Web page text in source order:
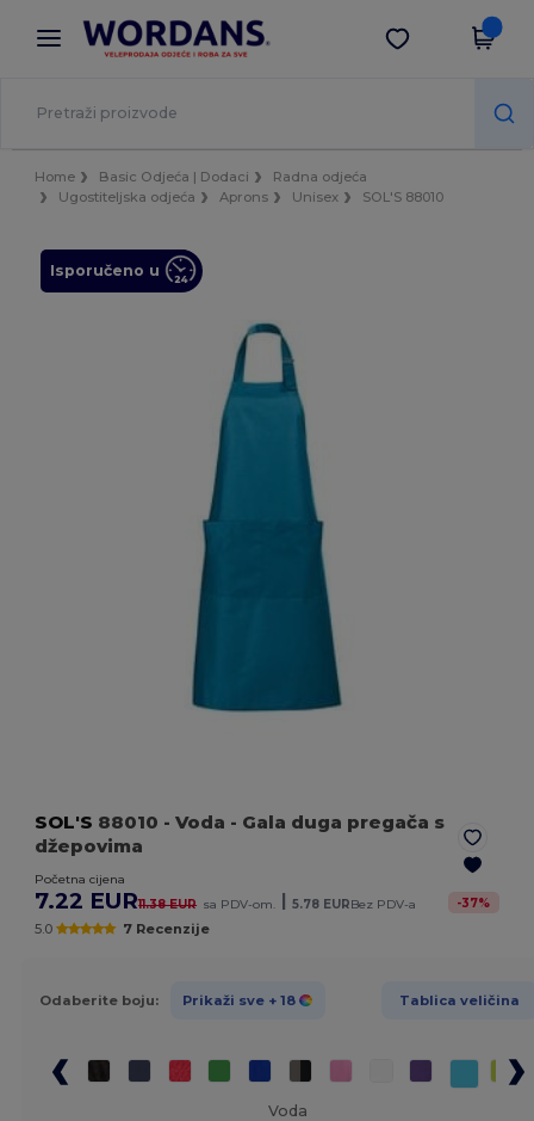
× Aplikacija Wordans
Bolje cijene u aplikaciji!
Preuzmi app
Home Basic Odjeća | Dodaci
Radna odjeća
Ugostiteljska odjeća
Aprons Unisex SOL'S 88010
Isporučeno u
SOL'S 88010 - Voda - Gala duga pregača s
džepovima
Početna cijena
7.22 EUR11.38 EUR sa PDV-om. | 5.78 EURBez PDV-a -37%
5.0 7 Recenzije
Odaberite boju: Prikaži sve + 18 Tablica veličina
Voda